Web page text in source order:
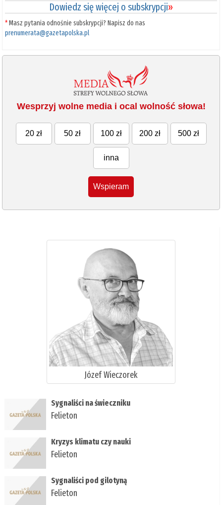
Dowiedz się więcej o subskrypcji»
*Masz pytania odnośnie subskrypcji? Napisz do nas
prenumerata@gazetapolska.pl
Wesprzyj wolne media i ocal wolność słowa!
20 zł 50 zł 100 zł 200 zł 500 zł
inna
Wspieram
Józef Wieczorek
Sygnaliści na świeczniku
Felieton
Kryzys klimatu czy nauki
Felieton
Sygnaliści pod gilotyną
Felieton